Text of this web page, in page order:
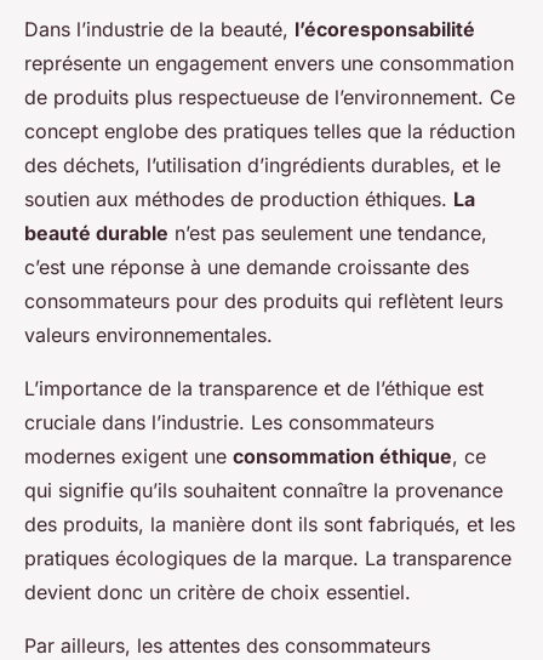
Dans l’industrie de la beauté, l’écoresponsabilité
représente un engagement envers une consommation
de produits plus respectueuse de l’environnement. Ce
concept englobe des pratiques telles que la réduction
des déchets, l’utilisation d’ingrédients durables, et le
soutien aux méthodes de production éthiques. La
beauté durable n’est pas seulement une tendance,
c’est une réponse à une demande croissante des
consommateurs pour des produits qui reflètent leurs
valeurs environnementales.
L’importance de la transparence et de l’éthique est
cruciale dans l’industrie. Les consommateurs
modernes exigent une consommation éthique, ce
qui signifie qu’ils souhaitent connaître la provenance
des produits, la manière dont ils sont fabriqués, et les
pratiques écologiques de la marque. La transparence
devient donc un critère de choix essentiel.
Par ailleurs, les attentes des consommateurs